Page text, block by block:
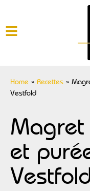
Home » Recettes »
Vestfold
Magret
et